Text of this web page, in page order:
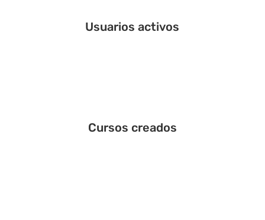
Usuarios activos
Cursos creados